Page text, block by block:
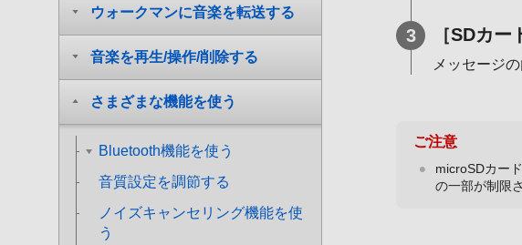
ウォークマンに音楽を転送する
音楽を再生/操作/削除する
さまざまな機能を使う
Bluetooth機能を使う
音質設定を調節する
ノイズキャンセリング機能を使
う
［SDカー
メッセージ
ご注意
microSDカー
の一部が制限